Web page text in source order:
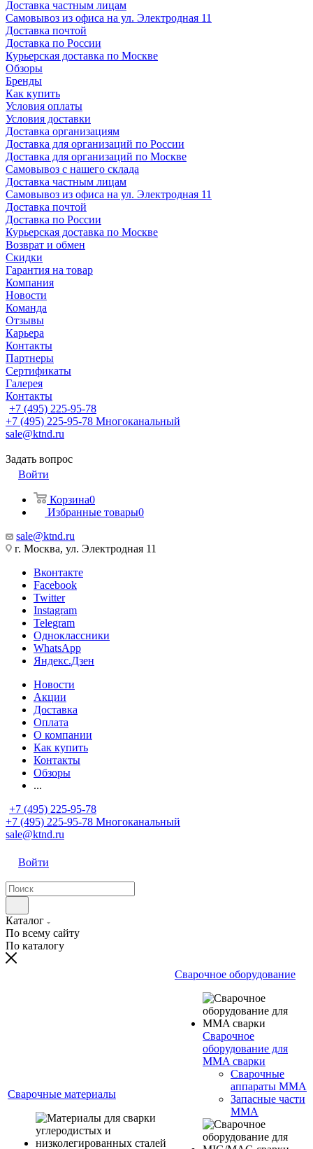
Доставка частным лицам
Самовывоз из офиса на ул. Электродная 11
Доставка почтой
Доставка по России
Курьерская доставка по Москве
Обзоры
Бренды
Как купить
Условия оплаты
Условия доставки
Доставка организациям
Доставка для организаций по России
Доставка для организаций по Москве
Самовывоз с нашего склада
Доставка частным лицам
Самовывоз из офиса на ул. Электродная 11
Доставка почтой
Доставка по России
Курьерская доставка по Москве
Возврат и обмен
Скидки
Гарантия на товар
Компания
Новости
Команда
Отзывы
Карьера
Контакты
Партнеры
Сертификаты
Галерея
Контакты
+7 (495) 225-95-78
+7 (495) 225-95-78 Многоканальный
sale@ktnd.ru
Задать вопрос
Войти
Корзина0
Избранные товары0
sale@ktnd.ru
г. Москва, ул. Электродная 11
Вконтакте
Facebook
Twitter
Instagram
Telegram
Одноклассники
WhatsApp
Яндекс.Дзен
Новости
Акции
Доставка
Оплата
О компании
Как купить
Контакты
Обзоры
...
+7 (495) 225-95-78
+7 (495) 225-95-78 Многоканальный
sale@ktnd.ru
Войти
Каталог
По всему сайту
По каталогу
Сварочные материалы
Сварочное оборудование
Сварочное
оборудование для
MMA сварки
Сварочные
аппараты MMA
Запасные части
MMA